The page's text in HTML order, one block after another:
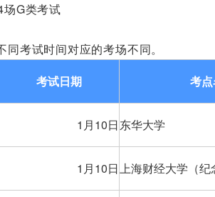
G类考试
考试时间对应的考场不同。
考试日期 考
1月10日东华大学
1月10日上海财经大学（纪